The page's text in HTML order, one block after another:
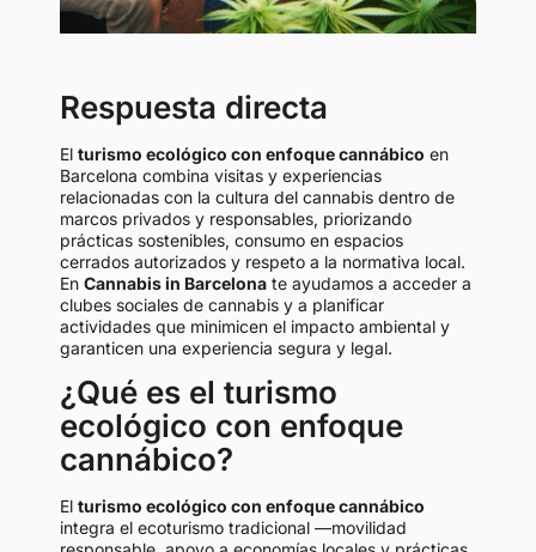
Respuesta directa
El turismo ecológico con enfoque cannábico en
Barcelona combina visitas y experiencias
relacionadas con la cultura del cannabis dentro de
marcos privados y responsables, priorizando
prácticas sostenibles, consumo en espacios
cerrados autorizados y respeto a la normativa local.
En Cannabis in Barcelona te ayudamos a acceder a
clubes sociales de cannabis y a planificar
actividades que minimicen el impacto ambiental y
garanticen una experiencia segura y legal.
¿Qué es el turismo
ecológico con enfoque
cannábico?
El turismo ecológico con enfoque cannábico
integra el ecoturismo tradicional —movilidad